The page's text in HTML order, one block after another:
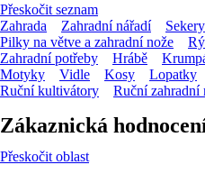
Přeskočit seznam
Zahrada
Zahradní nářadí Sekery
Pilky na větve a zahradní nože
Zahradní potřeby
Hrábě
Motyky
Vidle Kosy Lopatky
Ruční kultivátory
Ruční zahradní
Zákaznická
Přeskočit oblast